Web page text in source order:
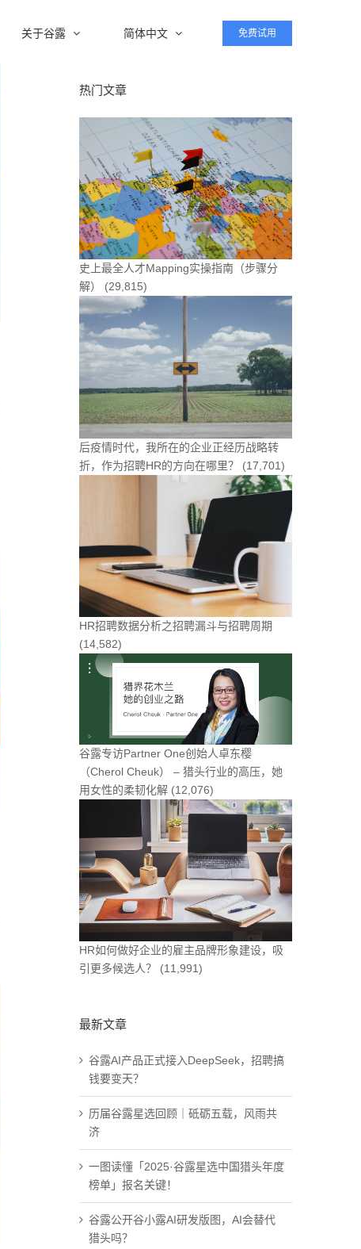
关于谷露 简体中文 免费试用
热门文章
史上最全人才Mapping实操指南（步骤分
解）
(29,815)
后疫情时代，我所在的企业正经历战略转
折，作为招聘HR的方向在哪里？
(17,701)
HR招聘数据分析之招聘漏斗与招聘周期
(14,582)
谷露专访Partner One创始人卓东樱
（Cherol Cheuk） – 猎头行业的高压，她
用女性的柔韧化解 (12,076)
HR如何做好企业的雇主品牌形象建设，吸
引更多候选人？
(11,991)
最新文章
谷露AI产品正式接入DeepSeek，招聘搞
钱要变天？
历届谷露星选回顾｜砥砺五载，风雨共
济
一图读懂「2025·谷露星选中国猎头年度
榜单」报名关键！
谷露公开谷小露AI研发版图，AI会替代
猎头吗？